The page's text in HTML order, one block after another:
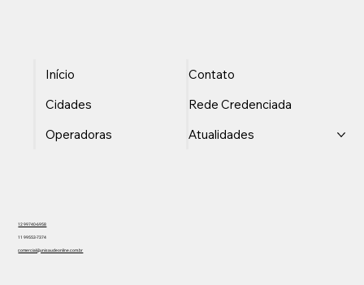
Início
Cidades
Operadoras
Contato
Rede Credenciada
Atualidades
12 99740-6958
11 99553-7374
comercial@unisaudeonline.com.br